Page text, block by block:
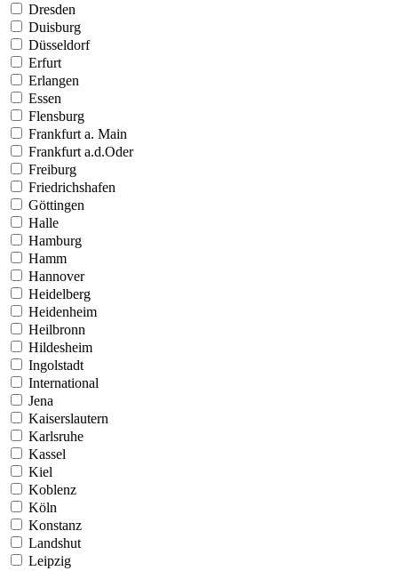
Dresden
Duisburg
Düsseldorf
Erfurt
Erlangen
Essen
Flensburg
Frankfurt a. Main
Frankfurt a.d.Oder
Freiburg
Friedrichshafen
Göttingen
Halle
Hamburg
Hamm
Hannover
Heidelberg
Heidenheim
Heilbronn
Hildesheim
Ingolstadt
International
Jena
Kaiserslautern
Karlsruhe
Kassel
Kiel
Koblenz
Köln
Konstanz
Landshut
Leipzig